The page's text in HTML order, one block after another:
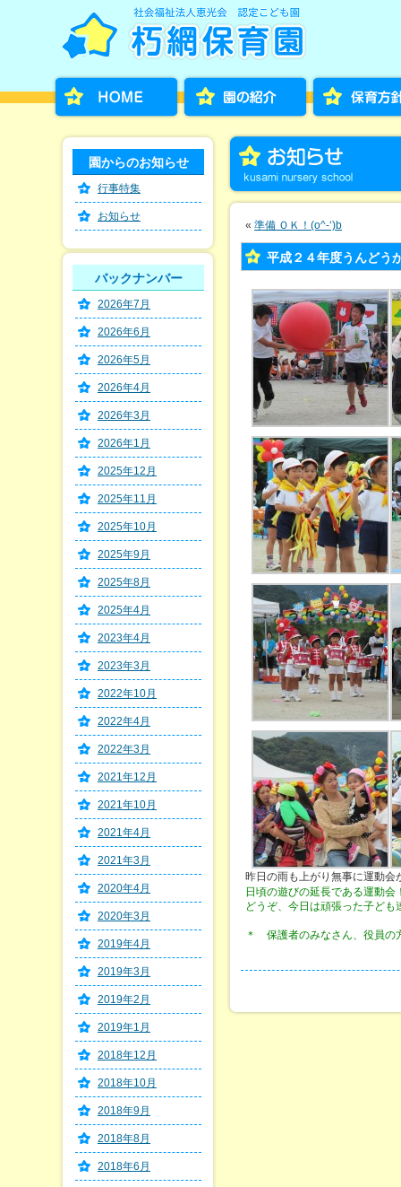
« 準備 ＯＫ！(o^-‘)b
平成２４年度うんどう
昨日の雨も上がり無事に運動
日頃の遊びの延長である運動
どうぞ、今日は頑張った子ど
＊ 保護者のみなさん、役員の
園からのお知らせ
行事特集
お知らせ
バックナンバー
2026年7月
2026年6月
2026年5月
2026年4月
2026年3月
2026年1月
2025年12月
2025年11月
2025年10月
2025年9月
2025年8月
2025年4月
2023年4月
2023年3月
2022年10月
2022年4月
2022年3月
2021年12月
2021年10月
2021年4月
2021年3月
2020年4月
2020年3月
2019年4月
2019年3月
2019年2月
2019年1月
2018年12月
2018年10月
2018年9月
2018年8月
2018年6月